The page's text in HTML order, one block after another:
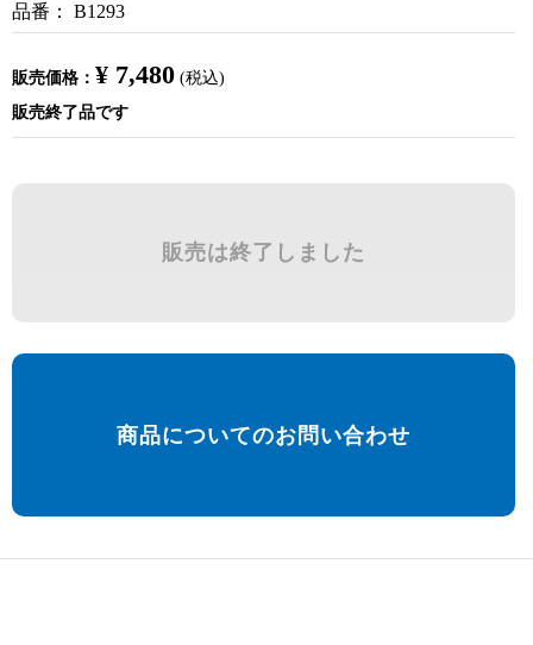
品番： B1293
販売価格： ¥ 7,480 (税込)
販売終了品です
販売は終了しました
商品についてのお問い合わせ